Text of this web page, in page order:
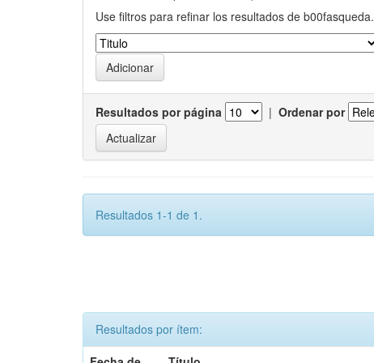
Use filtros para refinar los resultados de b00fasqueda.
Resultados por página | Ordenar por
Resultados 1-1 de 1.
Resultados por ítem: